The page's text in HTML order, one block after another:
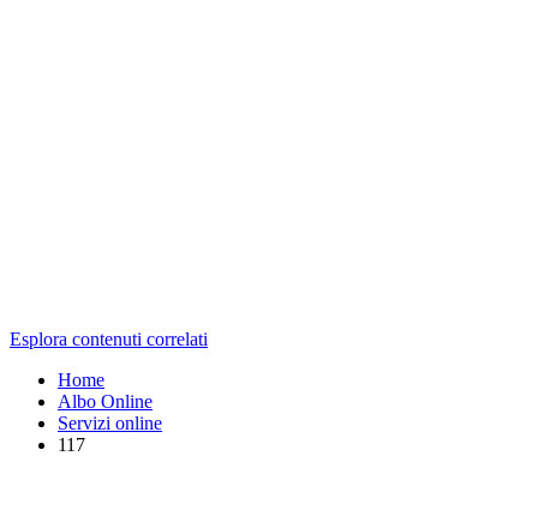
Esplora contenuti correlati
Home
Albo Online
Servizi online
117